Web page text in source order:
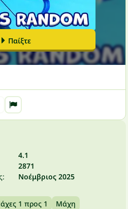
Παίξτε
4.1
2871
Νοέμβριος 2025
1 προς 1
Μάχη